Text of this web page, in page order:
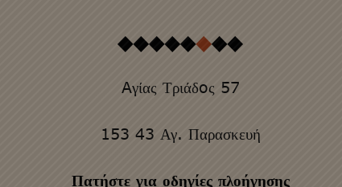
Aγίας Τριάδoς 57
153 43 Αγ. Παρασκευή
Πατήστε για οδηγίες πλοήγησης